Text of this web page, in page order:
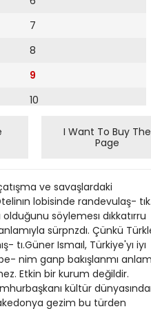
7
8
9
10
14
15
16
17
18
I Want To Buy The
Page
Nazım Raşidi de Sopar'ı doğruluyordu. "Medya Makedonya'dakifarkh- hklan yansıtmıyor. Örneğin benim parçası oldu- ğum ArnaMidann eğilimi Makedonya medvası- na yansumyor. Makedonlar, de\1ederinin ellerin- den gideceği endişesi içindeler. Bu korkuyu anb- yorum. Çünkü bö\1e bir tehdidi sürekli çevTe ül- kelerden gelen baskılar nedenMe yaşıyorlar. Eğer Amavut bir gazeteciy seniz Makedonİardan doğ- ru bilgi alamazsuuz, tersi de doğnıdur. Şu ger- çeği kabul edelinı, herkes kendi milletinin jıırt- severi. Bu haL meslegi çok zedetiyor ve inandın- cıhğuu ortadan kaldınyor." rr 1963 yüında binlerce insanın hayatma mal olan Üsküp depreminde, Üsküp Tren İstasyonu da y ıkdnıış ve istasyonun saati depremin olduğu 6.15'te durmuştu. Üsküplüler, büyük bir acı yaşadıklan o günü unutmamak için binayı ve duran saati o haliyk korumaya karar verdiler. Tren istasyonu artık bir nıüze olarak kullanılıyor. İstasy on-müzenin önünü de depremin 40. yıh anısına yapılmış bir kadın he> keli süslüvor. DtYARBAKIR 3. ASLİYE HUKUK MAHKEMESİ Sayı: 2001 565 Davacı Köy Hızmetlen Genel Müdürİüğü vekılı Av. Mehmet .Vpaçay tarafindan davalı M. Senet Kakı \e 7 arkadaşı aleyhme mahkememızde açılmış olan alacak davasının ya- pılan açık yargılaması sonunda. Davalı Remzettin Bıldik adına çıkan davetıye tebliğ edıle- memış. emniyet tahkıkatında da adresı tespit edilememış, duruşma gününün ilanen teblı- ğıne karar venlmış dava yokluğunda bakılarak sonuçlandınlmış, hükmünde ilanen teblıği- ne karar \enlmış olup, Davanın reddıne. 11.128. 000.-TL. harçtan 7.880.000. -TL. red harcınm mahsubu ıle artan 3.240.000 -TL.'nın karar kesinleştığınde ve talebı hahnde da- vacıya ıadesıne, yargılama gıderlerinın davacı üzennde bırakılmasına. daır davacı \ekili ıle davalı M. Senet Kakı'nın \oizlenne karşı